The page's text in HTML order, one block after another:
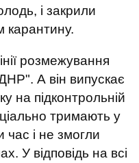
і закрили
карантину.
розмежування
А він випускає
на підконтрольній
тримають у
час і не змогли
У відповідь на всі